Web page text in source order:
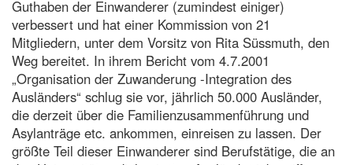
Guthaben der Einwanderer (zumindest einiger)
verbessert und hat einer Kommission von 21
Mitgliedern, unter dem Vorsitz von Rita Süssmuth, den
Weg bereitet. In ihrem Bericht vom 4.7.2001
„Organisation der Zuwanderung -Integration des
Ausländers“ schlug sie vor, jährlich 50.000 Ausländer,
die derzeit über die Familienzusammenführung und
Asylanträge etc. ankommen, einreisen zu lassen. Der
größte Teil dieser Einwanderer sind Berufstätige, die an